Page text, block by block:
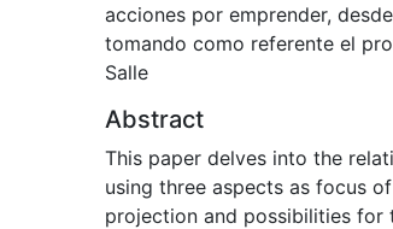
acciones por emprender,
tomando como referente el
Salle
Abstract
This paper delves into the
using three aspects as focus
projection and possibilities for